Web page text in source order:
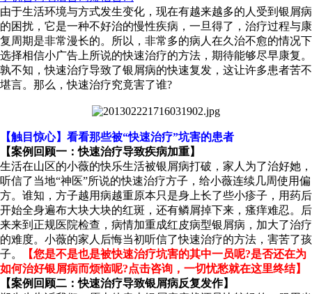
由于生活环境与方式发生变化，现在有越来越多的人受到银屑病
的困扰，它是一种不好治的慢性疾病，一旦得了，治疗过程与康
复周期是非常漫长的。所以，非常多的病人在久治不愈的情况下
选择相信小广告上所说的快速治疗的方法，期待能够尽早康复。
孰不知，快速治疗导致了银屑病的快速复发，这让许多患者苦不
堪言。那么，快速治疗究竟害了谁?
【触目惊心】看看那些被“快速治疗”坑害的患者
【案例回顾一：快速治疗导致疾病加重】
生活在山区的小薇的快乐生活被银屑病打破，家人为了治好她，
听信了当地“神医”所说的快速治疗方子，给小薇连续几周使用偏
方。谁知，方子越用病越重原本只是身上长了些小疹子，用药后
开始全身遍布大块大块的红斑，还有鳞屑掉下来，瘙痒难忍。后
来来到正规医院检查，病情加重成红皮病型银屑病，加大了治疗
的难度。小薇的家人后悔当初听信了快速治疗的方法，害苦了孩
子。
【您是不是也是被快速治疗坑害的其中一员呢?是否还在为
如何治好银屑病而烦恼呢?点击咨询，一切忧愁就在这里终结】
【案例回顾二：快速治疗导致银屑病反复发作】